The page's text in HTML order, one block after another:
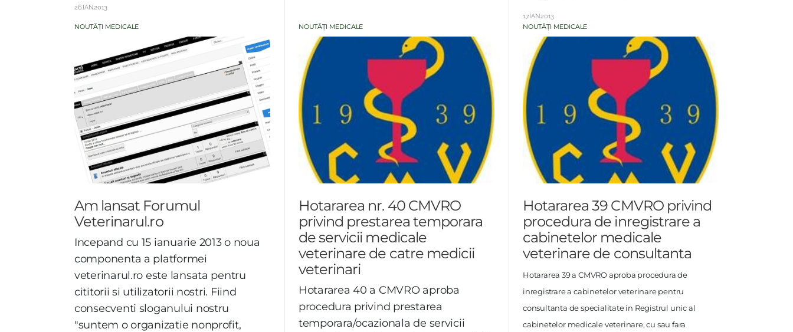
26.IAN.2013
17.IAN.2013
NOUTĂȚI MEDICALE
Am lansat Forumul
Veterinarul.ro
Incepand cu 15 ianuarie 2013 o noua
componenta a platformei
veterinarul.ro este lansata pentru
cititorii si utilizatorii nostri. Fiind
consecventi sloganului nostru
"suntem o organizatie nonprofit,
NOUTĂȚI MEDICALE
Hotararea nr. 40 CMVRO
privind prestarea temporara
de servicii medicale
veterinare de catre medicii
veterinari
Hotararea 40 a CMVRO aproba
procedura privind prestarea
temporara/ocazionala de servicii
NOUTĂȚI MEDICALE
Hotararea 39 CMVRO privind
procedura de inregistrare a
cabinetelor medicale
veterinare de consultanta
Hotararea 39 a CMVRO aproba procedura de
inregistrare a cabinetelor veterinare pentru
consultanta de specialitate in Registrul unic al
cabinetelor medicale veterinare, cu sau fara